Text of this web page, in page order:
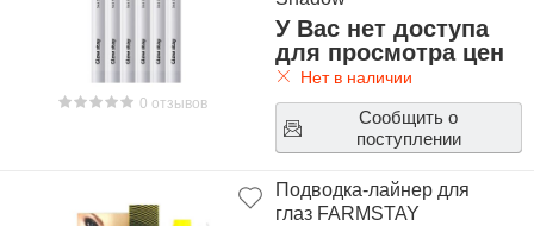
0 отзывов
У Вас нет доступа
для просмотра цен
Нет в наличии
Сообщить о
поступлении
Подводка-лайнер для
глаз FARMSTAY